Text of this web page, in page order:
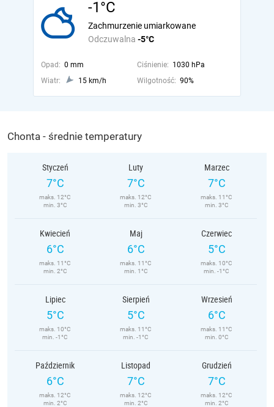
-1°C
Odczuwalna -5°C
Zachmurzenie umiarkowane
Opad: 0 mm Ciśnienie: 1030 hPa
Wiatr:
15 km/h Wilgotność: 90%
Chonta - średnie temperatury
Styczeń
7°C
maks. 12°C
min. 3°C
Luty
7°C
maks. 12°C
min. 3°C
Marzec
7°C
maks. 11°C
min. 3°C
Kwiecień
6°C
maks. 11°C
min. 2°C
Maj
6°C
maks. 11°C
min. 1°C
Czerwiec
5°C
maks. 10°C
min. -1°C
Lipiec
5°C
maks. 10°C
min. -1°C
Sierpień
5°C
maks. 11°C
min. -1°C
Wrzesień
6°C
maks. 11°C
min. 0°C
Październik
6°C
maks. 12°C
min. 2°C
Listopad
7°C
maks. 12°C
min. 2°C
Grudzień
7°C
maks. 12°C
min. 2°C